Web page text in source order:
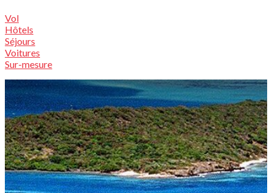
Vol
Hôtels
Séjours
Voitures
Sur-mesure